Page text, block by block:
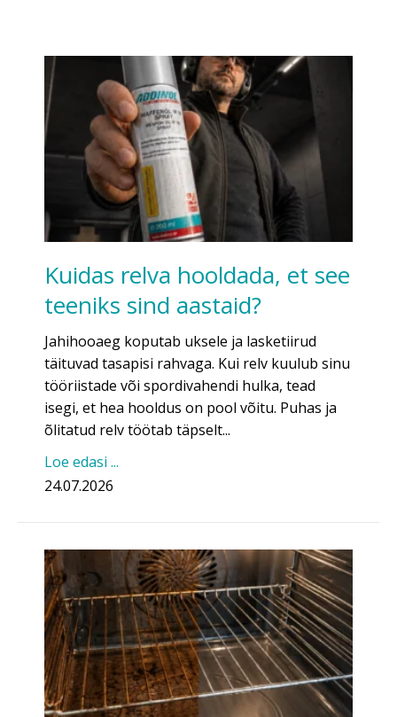
Kuidas relva hooldada, et see
teeniks sind aastaid?
Jahihooaeg koputab uksele ja lasketiirud
täituvad tasapisi rahvaga. Kui relv kuulub sinu
tööriistade või spordivahendi hulka, tead
isegi, et hea hooldus on pool võitu. Puhas ja
õlitatud relv töötab täpselt...
Loe edasi ...
24.07.2026